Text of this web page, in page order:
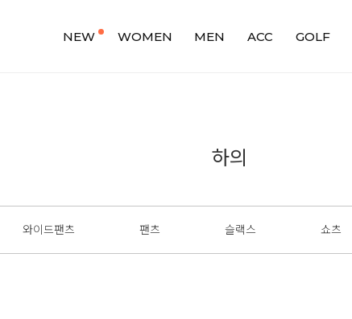
NEW WOMEN MEN ACC GOLF
하의
와이드팬츠 팬츠 슬랙스 쇼츠